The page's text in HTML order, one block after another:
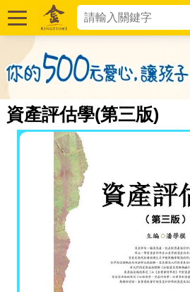
資產評估學(第三版)